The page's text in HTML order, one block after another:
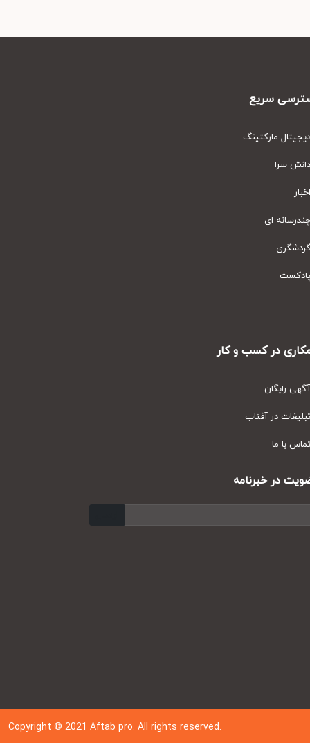
سریع
مارکتینگ
سرا
ای
در کسب و کار
رایگان
در آفتاب
با ما
در خبرنامه
Copyright © 202 1Aftab pro. All rights reserved.